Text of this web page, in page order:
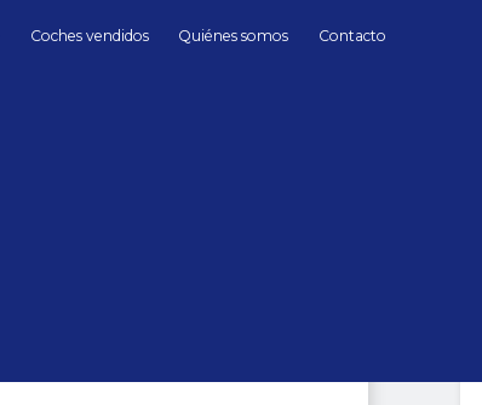
Coches vendidos Quiénes somos Contacto